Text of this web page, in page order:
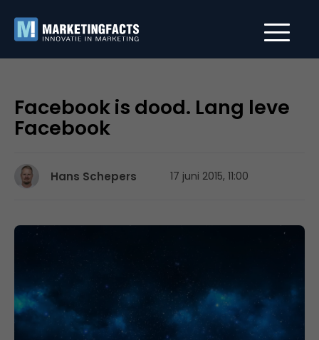
Facebook is dood. Lang leve
Facebook
Hans Schepers 17 juni 2015, 11:00